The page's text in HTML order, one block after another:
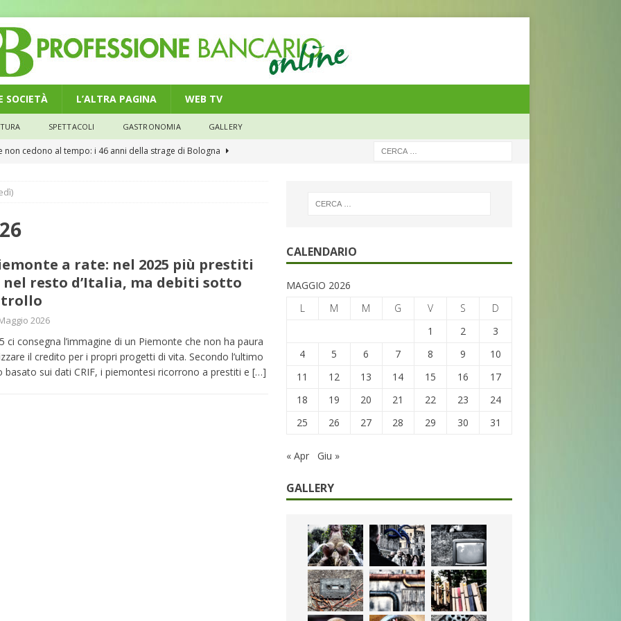
SOCIETÀ L’ALTRA PAGINA WEB TV
SPETTACOLI GASTRONOMIA GALLERY
non cedono al tempo: i 46 anni della strage di Bologna
modello di equilibrio nel credito. Debiti più leggeri e rate sotto
num.16/2026 – Legge di Bilancio 2026 – Il nuovo limite di 5000
in denaro, ma anche i benefit aziendali
caregiver: la sfida quotidiana dell’assistenza tra ferie e rinunce
a rate: nel 2025 più prestiti
nel resto d’Italia, ma debiti sotto
2026
ci consegna l’immagine di un Piemonte che non ha paura
il credito per i propri progetti di vita. Secondo l’ultimo
basato sui dati CRIF, i piemontesi ricorrono a prestiti e […]
CALENDARIO
MAGGIO 2026
L
M M G V S
D
1
2
3
4
5 6 7 8 9
10
11
12 13 14 15 16
17
18
19 20 21 22 23
24
25
26 27 28 29 30 31
« Apr Giu »
GALLERY